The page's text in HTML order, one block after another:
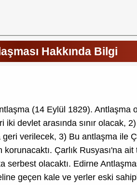
Hakkında Bilgi
(14 Eylül 1829). Antlaşma
devlet arasında sınır olacak,
verilecek, 3) Bu antlaşma ile
Çarlık Rusyası'na
olacaktı. Edirne
geçen kale ve yerler eski